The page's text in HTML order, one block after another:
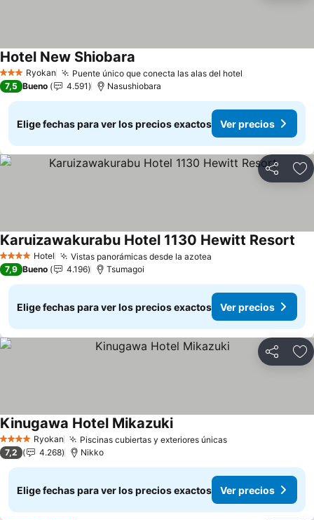
3 EstrellasRyokan Puente único que conecta las alas del hotel
Hotel New Shiobara
7,5 Bueno 4.591 Nasushiobara
Elige fechas para ver los precios exactos Ver precios
Compartir
4 EstrellasHotel Vistas panorámicas desde la azotea
Karuizawakurabu Hotel 1130 Hewitt Resort
7,9 Bueno 4.196 Tsumagoi
Elige fechas para ver los precios exactos Ver precios
Compartir
4 EstrellasRyokan Piscinas cubiertas y exteriores únicasVer precios
Kinugawa Hotel MikazukiVer precios
7,2 4.268 Nikko
Elige fechas para ver los precios exactos Ver precios